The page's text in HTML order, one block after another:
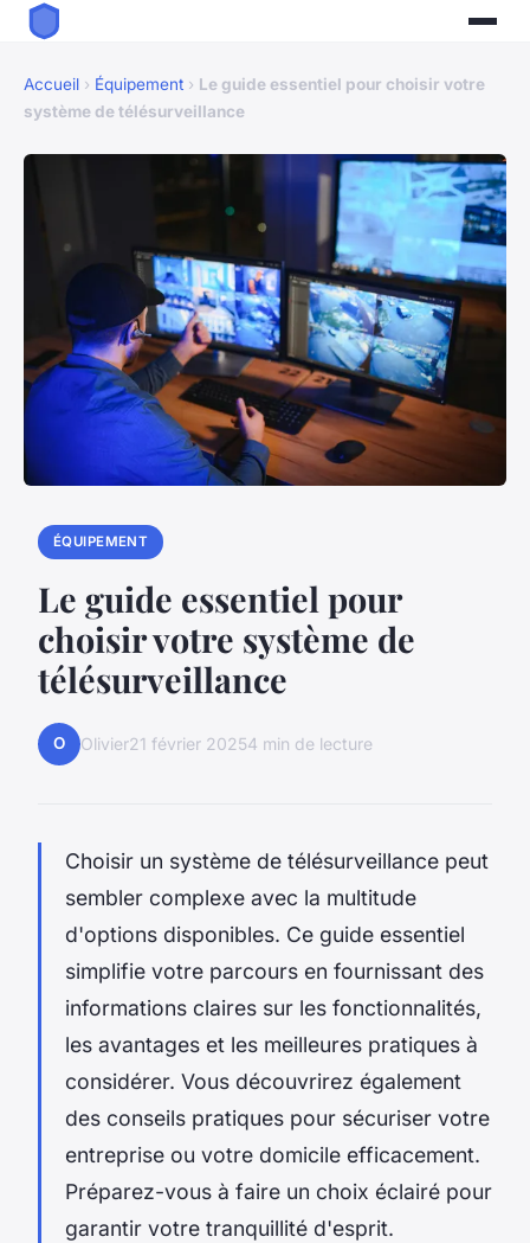
Accueil › Équipement › Le guide essentiel pour choisir votre
système de télésurveillance
ÉQUIPEMENT
Le guide essentiel pour
choisir votre système de
télésurveillance
O Olivier21 février 20254 min de lecture
Choisir un système de télésurveillance peut
sembler complexe avec la multitude
d'options disponibles. Ce guide essentiel
simplifie votre parcours en fournissant des
informations claires sur les fonctionnalités,
les avantages et les meilleures pratiques à
considérer. Vous découvrirez également
des conseils pratiques pour sécuriser votre
entreprise ou votre domicile efficacement.
Préparez-vous à faire un choix éclairé pour
garantir votre tranquillité d'esprit.